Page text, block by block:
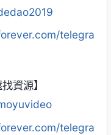
telegra
找資源】
telegra